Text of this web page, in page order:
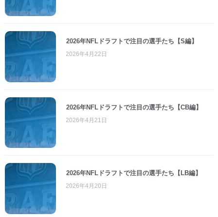
2026年NFLドラフトで注目の選手たち【S編】
2026年4月22日
2026年NFLドラフトで注目の選手たち【CB編】
2026年4月21日
2026年NFLドラフトで注目の選手たち【LB編】
2026年4月20日